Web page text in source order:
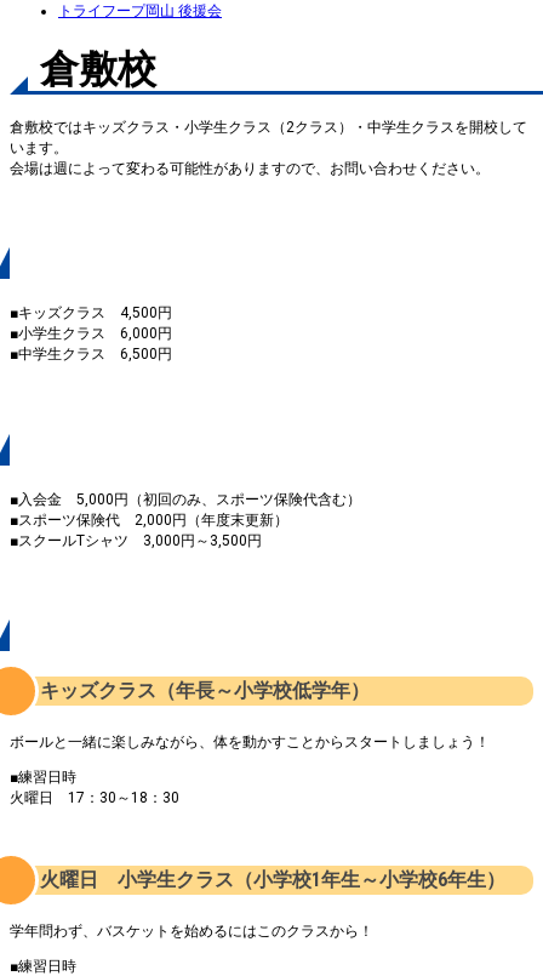
トライフープ岡山 後援会
倉敷校
倉敷校ではキッズクラス・小学生クラス（2クラス）・中学生クラスを開校して
います。
会場は週によって変わる可能性がありますので、お問い合わせください。
■キッズクラス 4,500円
■小学生クラス 6,000円
■中学生クラス 6,500円
■入会金 5,000円（初回のみ、スポーツ保険代含む）
■スポーツ保険代 2,000円（年度末更新）
■スクールTシャツ 3,000円～3,500円
キッズクラス（年長～小学校低学年）
ボールと一緒に楽しみながら、体を動かすことからスタートしましょう！
■練習日時
火曜日 17：30～18：30
火曜日 小学生クラス（小学校1年生～小学校6年生）
学年問わず、バスケットを始めるにはこのクラスから！
■練習日時